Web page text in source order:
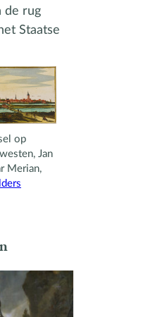
de rug
Staatse
op
Jan
Merian,